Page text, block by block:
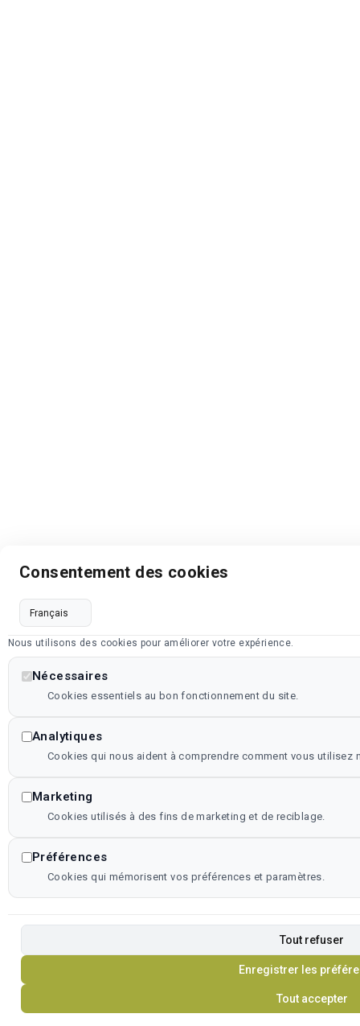
Consentement des cookies
Nous utilisons des cookies pour améliorer votre expérience.
Nécessaires
Cookies essentiels au bon fonctionnement du site.
Analytiques
Cookies qui nous aident à comprendre comment vous utilisez
Marketing
Cookies utilisés à des fins de marketing et de reciblage.
Préférences
Cookies qui mémorisent vos préférences et paramètres.
Tout refuser
Enregistrer les
Tout accepter